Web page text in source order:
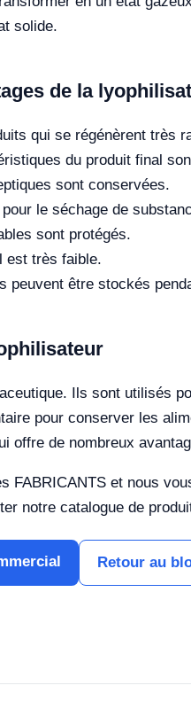
solide.
de la
qui se régénèrent très
du produit final
sont conservées.
le séchage de
sont protégés.
est très faible.
peuvent être stockés
Ils sont utilisés
pour conserver les
offre de nombreux
FABRICANTS et nous
notre catalogue de
Retour au